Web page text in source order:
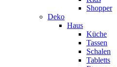
Shopper
Deko
Haus
Küche
Tassen
Schalen
Tabletts